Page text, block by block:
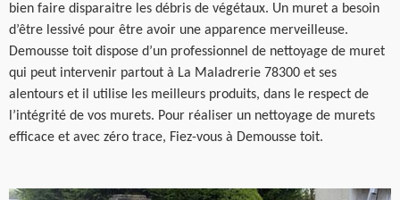
bien faire disparaitre les débris de végétaux. Un muret a besoin
d’être lessivé pour être avoir une apparence merveilleuse.
Demousse toit dispose d’un professionnel de nettoyage de muret
qui peut intervenir partout à La Maladrerie 78300 et ses
alentours et il utilise les meilleurs produits, dans le respect de
l’intégrité de vos murets. Pour réaliser un nettoyage de murets
efficace et avec zéro trace, Fiez-vous à Demousse toit.